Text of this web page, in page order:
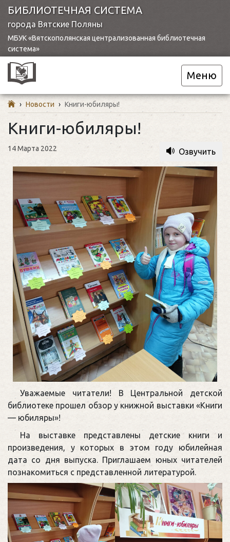
БИБЛИОТЕЧНАЯ СИСТЕМА
города Вятские Поляны
МБУК «Вятскополянская централизованная библиотечная
система»
Меню
› Новости › Книги-юбиляры!
Книги-юбиляры!
14 Марта 2022 Озвучить
Уважаемые читатели! В Центральной детской
библиотеке прошел обзор у книжной выставки «Книги
— юбиляры»!
На выставке представлены детские книги и
произведения, у которых в этом году юбилейная
дата со дня выпуска. Приглашаем юных читателей
познакомиться с представленной литературой.